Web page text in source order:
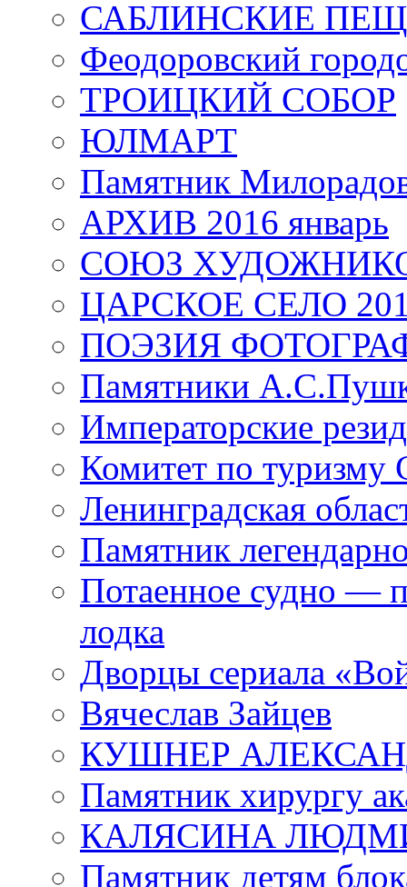
САБЛИНСКИЕ
Феодоровский
ТРОИЦКИЙ СОБОР
ЮЛМАРТ
Памятник
АРХИВ 2016 январь
СОЮЗ
ЦАРСКОЕ СЕЛО
ПОЭЗИЯ
Памятники
Императорские
Комитет по туризму
Ленинградская
Памятник
Потаенное судно —
лодка
Дворцы сериала
Вячеслав Зайцев
КУШНЕР
Памятник хирургу
КАЛЯСИНА
Памятник детям